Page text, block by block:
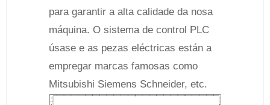
para garantir a alta calidade da nosa
máquina. O sistema de control PLC
úsase e as pezas eléctricas están a
empregar marcas famosas como
Mitsubishi Siemens Schneider, etc.